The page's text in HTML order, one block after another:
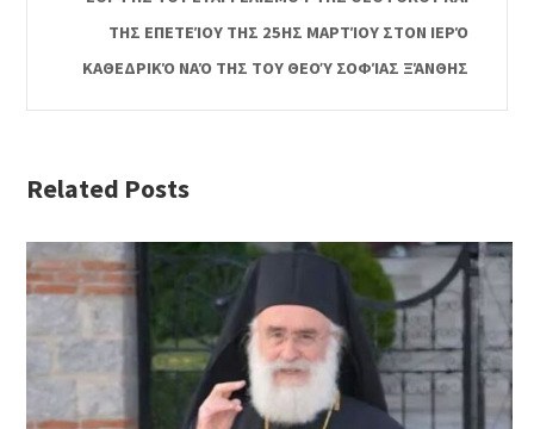
ΤΗΣ ΕΠΕΤΕΊΟΥ ΤΗΣ 25ΗΣ ΜΑΡΤΊΟΥ ΣΤΟΝ ΙΕΡΌ
ΚΑΘΕΔΡΙΚΌ ΝΑΌ ΤΗΣ ΤΟΥ ΘΕΟΎ ΣΟΦΊΑΣ ΞΆΝΘΗΣ
Related Posts